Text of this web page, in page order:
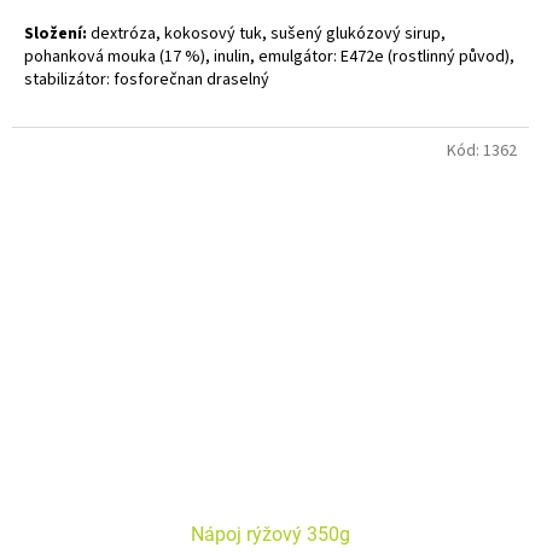
Složení: dextróza, kokosový tuk, sušený glukózový sirup,
pohanková mouka (17 %), inulin, emulgátor: E472e (rostlinný původ),
stabilizátor: fosforečnan draselný
Bez alergenů. Bez lepku. Bez laktózy. Vegan.
Nápoj rýžový 350g
Kód: 1362